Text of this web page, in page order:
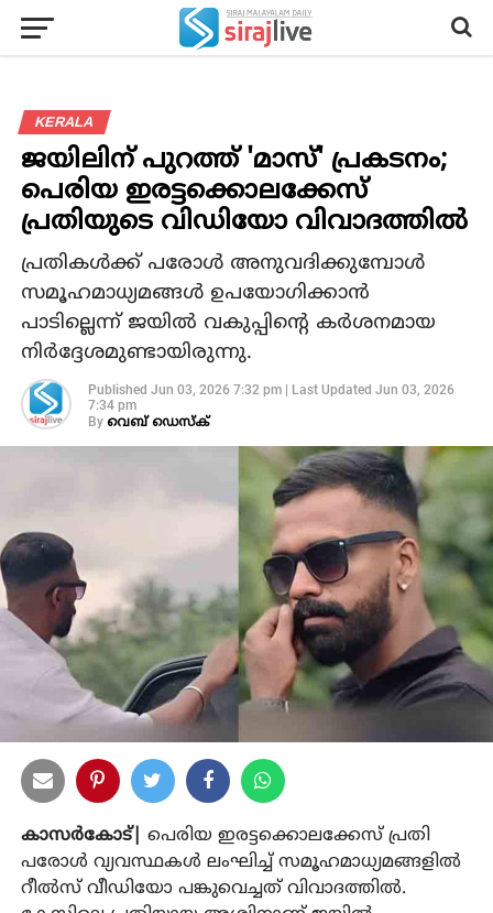
KERALA
ജയിലിന് പുറത്ത് 'മാസ്' പ്രകടനം;
പെരിയ ഇരട്ടക്കൊലക്കേസ്
പ്രതിയുടെ വിഡിയോ വിവാദത്തില്‍
പ്രതികള്‍ക്ക് പരോള്‍ അനുവദിക്കുമ്പോള്‍
സമൂഹമാധ്യമങ്ങള്‍ ഉപയോഗിക്കാന്‍
പാടില്ലെന്ന് ജയില്‍ വകുപ്പിന്റെ കര്‍ശനമായ
നിര്‍ദ്ദേശമുണ്ടായിരുന്നു.
Published Jun 03, 2026 7:32 pm| Last Updated Jun 03, 2026
7:34 pm
By വെബ് ഡെസ്‌ക്
കാസര്‍കോട്| പെരിയ ഇരട്ടക്കൊലക്കേസ് പ്രതി
പരോള്‍ വ്യവസ്ഥകള്‍ ലംഘിച്ച് സമൂഹമാധ്യമങ്ങളില്‍
റീല്‍സ് വീഡിയോ പങ്കുവെച്ചത് വിവാദത്തില്‍.